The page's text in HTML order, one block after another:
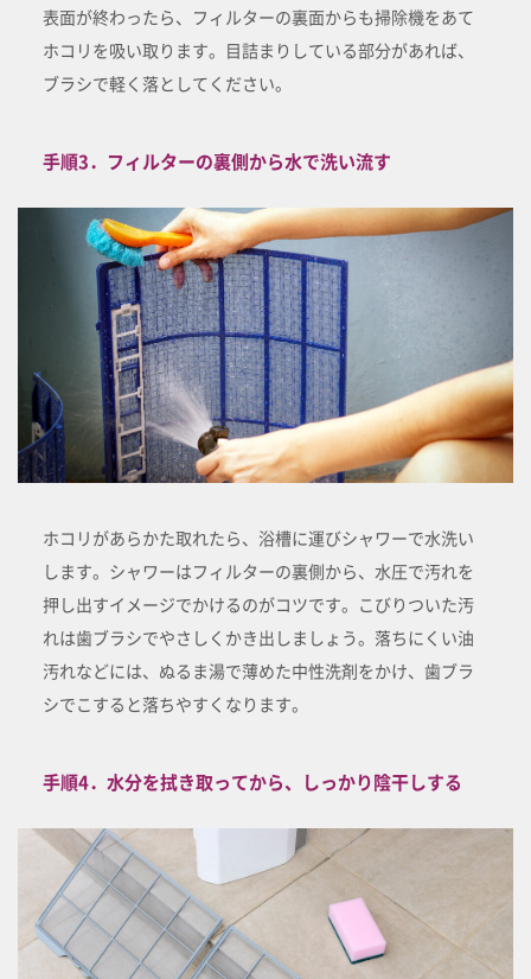
表面が終わったら、フィルターの裏面からも掃除機をあて
ホコリを吸い取ります。目詰まりしている部分があれば、
ブラシで軽く落としてください。
手順3．フィルターの裏側から水で洗い流す
ホコリがあらかた取れたら、浴槽に運びシャワーで水洗い
します。シャワーはフィルターの裏側から、水圧で汚れを
押し出すイメージでかけるのがコツです。こびりついた汚
れは歯ブラシでやさしくかき出しましょう。落ちにくい油
汚れなどには、ぬるま湯で薄めた中性洗剤をかけ、歯ブラ
シでこすると落ちやすくなります。
手順4．水分を拭き取ってから、しっかり陰干しする